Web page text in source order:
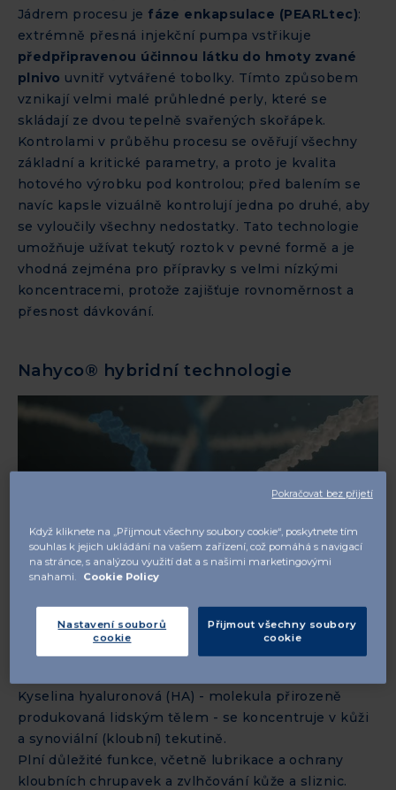
Jádrem procesu je fáze enkapsulace (PEARLtec):
extrémně přesná injekční pumpa vstřikuje
předpřipravenou účinnou látku do hmoty zvané
plnivo uvnitř vytvářené tobolky. Tímto způsobem
vznikají velmi malé průhledné perly, které se
skládají ze dvou tepelně svařených skořápek.
Kontrolami v průběhu procesu se ověřují všechny
základní a kritické parametry, a proto je kvalita
hotového výrobku pod kontrolou; před balením se
navíc kapsle vizuálně kontrolují jedna po druhé, aby
se vyloučily všechny nedostatky. Tato technologie
umožňuje užívat tekutý roztok v pevné formě a je
vhodná zejména pro přípravky s velmi nízkými
koncentracemi, protože zajišťuje rovnoměrnost a
přesnost dávkování.
Nahyco® hybridní technologie
Kyselina hyaluronová (HA) - molekula přirozeně
produkovaná lidským tělem - se koncentruje v kůži
a synoviální (kloubní) tekutině.
Plní důležité funkce, včetně lubrikace a ochrany
kloubních chrupavek a zvlhčování kůže a sliznic.
Když kliknete na „Přijmout všechny soubory cookie“, poskytnete tím
souhlas k jejich ukládání na vašem zařízení, což pomáhá s navigací
na stránce, s analýzou využití dat a s našimi marketingovými
snahami.
Cookie Policy
Nastavení souborů
cookie
Přijmout všechny soubory
cookie
Pokračovat bez přijetí